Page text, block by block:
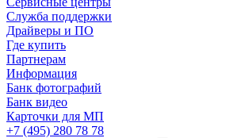
Служба поддержки
Драйверы и ПО
Где купить
Партнерам
Информация
Банк фотографий
Банк видео
Карточки для МП
+7 (495) 280 78 78